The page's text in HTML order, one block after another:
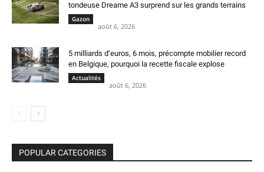
tondeuse Dreame A3 surprend sur les grands terrains
Gazon
août 6, 2026
5 milliards d’euros, 6 mois, précompte mobilier record
en Belgique, pourquoi la recette fiscale explose
Actualités
août 6, 2026
POPULAR CATEGORIES